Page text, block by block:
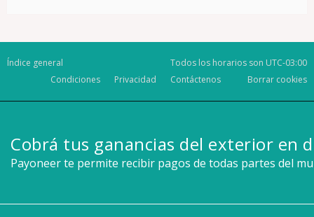
Índice general Todos los horarios son UTC-03:00
Borrar cookies
Contáctenos
Privacidad
Condiciones
Cobrá tus ganancias del exterior en
Payoneer te permite recibir pagos de todas partes del